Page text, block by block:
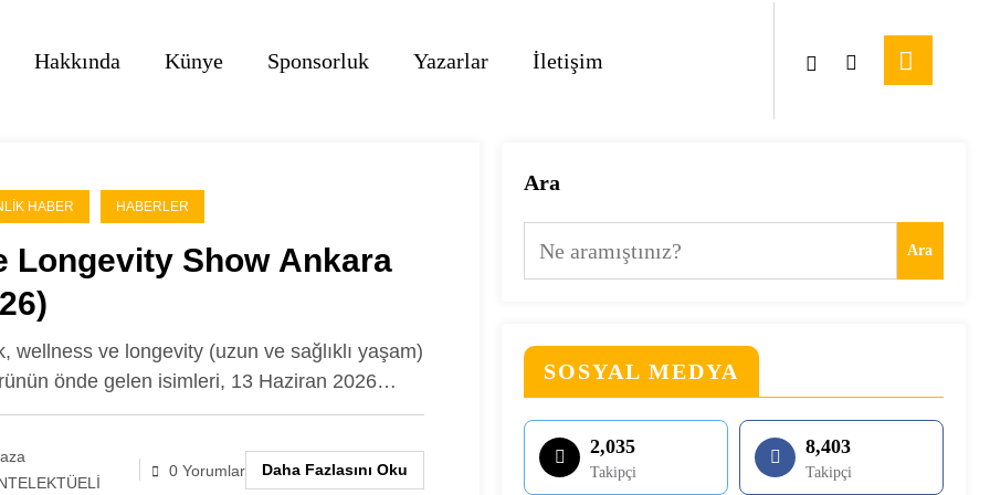
Hakkında Künye Sponsorluk Yazarlar İletişim
HABER HABERLER
Longevity Show Ankara
wellness ve longevity (uzun ve sağlıklı yaşam)
önde gelen isimleri, 13 Haziran 2026…
0 Yorumlar Daha Fazlasını Oku
Ara
Ara
SOSYAL MEDYA
2,035
Takipçi
8,403
Takipçi